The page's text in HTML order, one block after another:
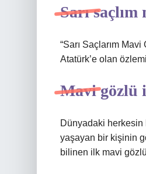
Sarı
“Sarı Saçlarım
Atatürk’e olan
Mavi gözlü
Dünyadaki herkesin
yaşayan bir kişinin
bilinen ilk mavi